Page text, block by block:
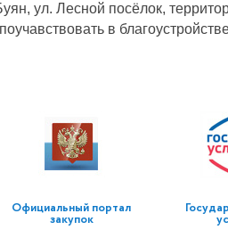
ул. Лесной посёлок,
в
Официальный портал
закупок